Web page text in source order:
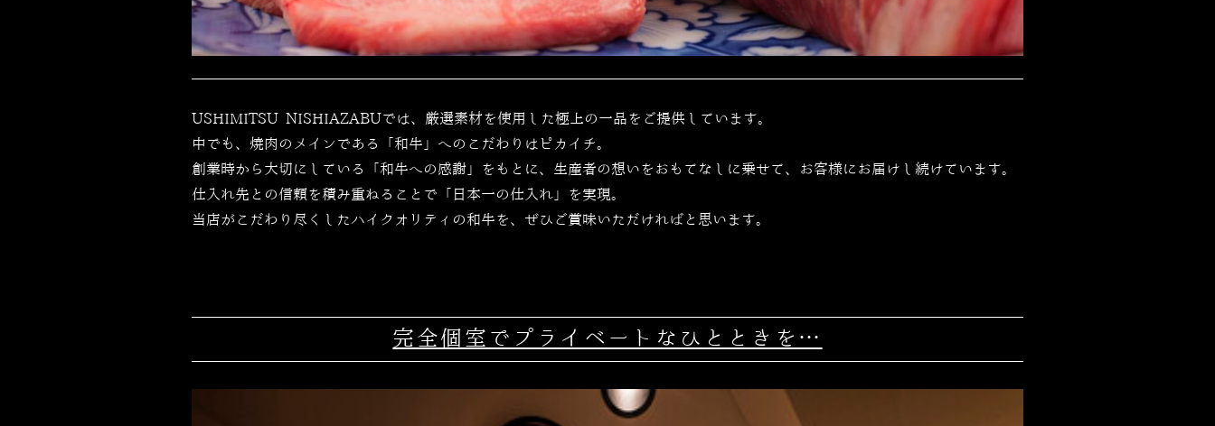
USHIMITSU NISHIAZABUでは、厳選素材を使用した極上の一品をご提供しています。
中でも、焼肉のメインである「和牛」へのこだわりはピカイチ。
創業時から大切にしている「和牛への感謝」をもとに、生産者の想いをおもてなしに乗せて、お客様にお届けし続けています。
仕入れ先との信頼を積み重ねることで「日本一の仕入れ」を実現。
当店がこだわり尽くしたハイクオリティの和牛を、ぜひご賞味いただければと思います。
完全個室でプライベートなひとときを…